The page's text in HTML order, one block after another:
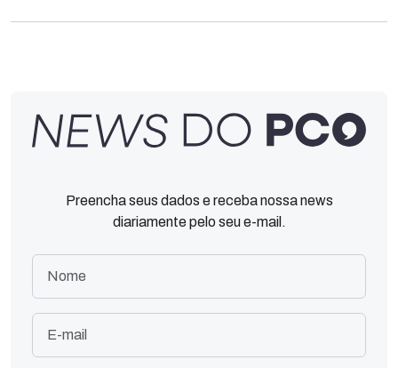
Preencha seus dados e receba nossa news
diariamente pelo seu e-mail.